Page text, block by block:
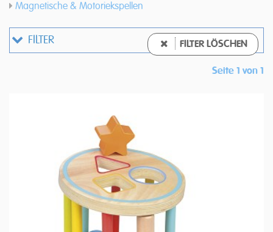
Magnetische & Motoriekspellen
FILTER FILTER LÖSCHEN
Seite 1 von 1